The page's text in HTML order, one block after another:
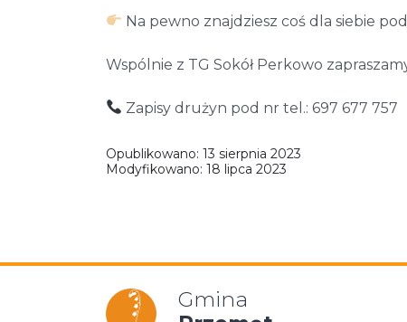
Na pewno znajdziesz coś dla siebie
Wspólnie z TG Sokół Perkowo
Zapisy drużyn pod nr tel.: 697 677 757
Opublikowano: 13 sierpnia 2023
Modyfikowano: 18 lipca 2023
Gmina